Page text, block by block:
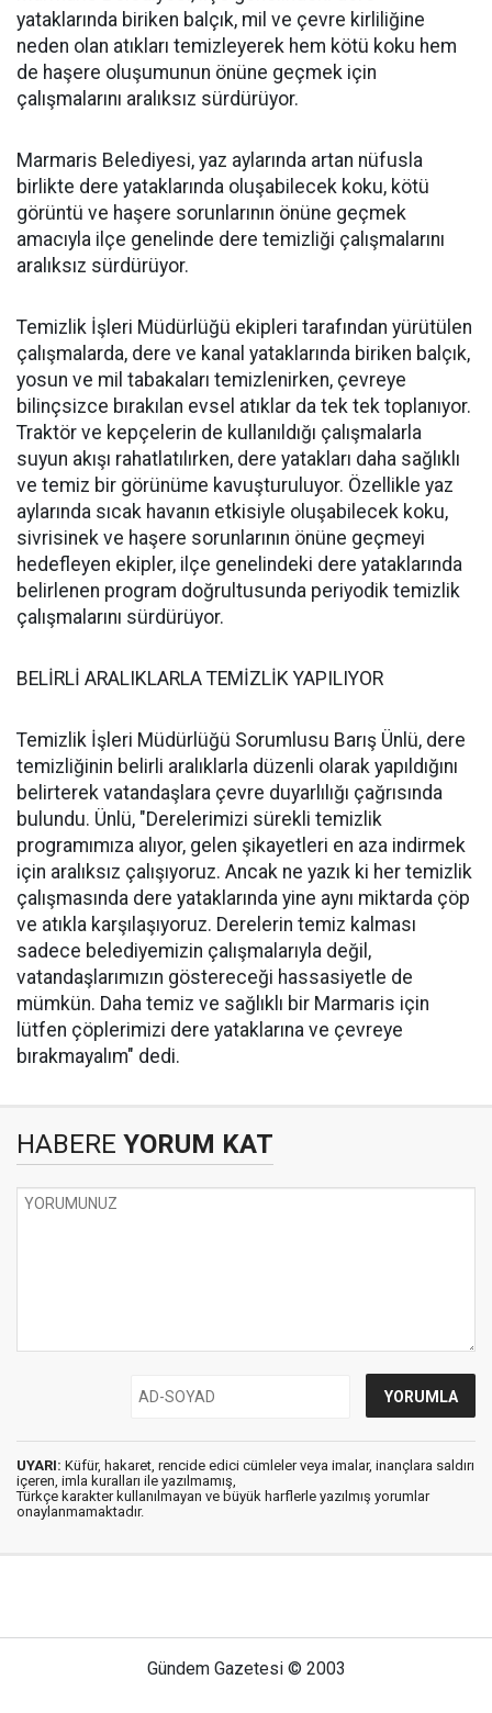
yataklarında biriken balçık, mil ve çevre kirliliğine
neden olan atıkları temizleyerek hem kötü koku hem
de haşere oluşumunun önüne geçmek için
çalışmalarını aralıksız sürdürüyor.
Marmaris Belediyesi, yaz aylarında artan nüfusla
birlikte dere yataklarında oluşabilecek koku, kötü
görüntü ve haşere sorunlarının önüne geçmek
amacıyla ilçe genelinde dere temizliği çalışmalarını
aralıksız sürdürüyor.
Temizlik İşleri Müdürlüğü ekipleri tarafından yürütülen
çalışmalarda, dere ve kanal yataklarında biriken balçık,
yosun ve mil tabakaları temizlenirken, çevreye
bilinçsizce bırakılan evsel atıklar da tek tek toplanıyor.
Traktör ve kepçelerin de kullanıldığı çalışmalarla
suyun akışı rahatlatılırken, dere yatakları daha sağlıklı
ve temiz bir görünüme kavuşturuluyor. Özellikle yaz
aylarında sıcak havanın etkisiyle oluşabilecek koku,
sivrisinek ve haşere sorunlarının önüne geçmeyi
hedefleyen ekipler, ilçe genelindeki dere yataklarında
belirlenen program doğrultusunda periyodik temizlik
çalışmalarını sürdürüyor.
BELİRLİ ARALIKLARLA TEMİZLİK YAPILIYOR
Temizlik İşleri Müdürlüğü Sorumlusu Barış Ünlü, dere
temizliğinin belirli aralıklarla düzenli olarak yapıldığını
belirterek vatandaşlara çevre duyarlılığı çağrısında
bulundu. Ünlü, "Derelerimizi sürekli temizlik
programımıza alıyor, gelen şikayetleri en aza indirmek
için aralıksız çalışıyoruz. Ancak ne yazık ki her temizlik
çalışmasında dere yataklarında yine aynı miktarda çöp
ve atıkla karşılaşıyoruz. Derelerin temiz kalması
sadece belediyemizin çalışmalarıyla değil,
vatandaşlarımızın göstereceği hassasiyetle de
mümkün. Daha temiz ve sağlıklı bir Marmaris için
lütfen çöplerimizi dere yataklarına ve çevreye
bırakmayalım" dedi.
HABERE YORUM KAT
UYARI: Küfür, hakaret, rencide edici cümleler veya imalar, inançlara saldırı
içeren, imla kuralları ile yazılmamış,
Türkçe karakter kullanılmayan ve büyük harflerle yazılmış yorumlar
onaylanmamaktadır.
Gündem Gazetesi © 2003